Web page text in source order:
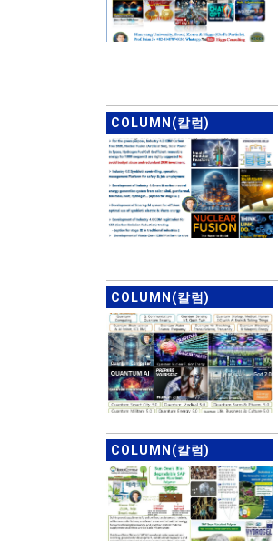
COLUMN(칼럼)
COLUMN(칼럼)
COLUMN(칼럼)